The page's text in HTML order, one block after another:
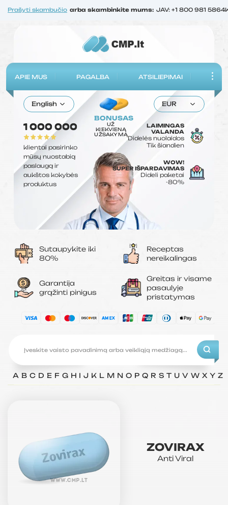
Prašyti skambučio arba skambinkite mums: JAV: +1 800 981 5864
APIE MUS PAGALBA ATSILIEPIMAI
BONUSAS
UŽ
KIEKVIENĄ
UŽSAKYMĄ
English EUR
1 000 000
klientai pasirinko
mūsų nuostabią
paslaugą ir
aukštos kokybės
produktus
LAIMINGAS
VALANDA
Didelės nuolaidos
Tik šiandien
WOW!
SUPER IŠPARDAVIMAS
Dideli paketai
-80%
Sutaupykite iki
80%
Receptas
nereikalingas
Garantija
grąžinti pinigus
Greitas ir visame
pasaulyje
pristatymas
A B C D E F G H I J K L M N O P Q R S T U V W X Y Z
ZOVIRAX
Anti Viral